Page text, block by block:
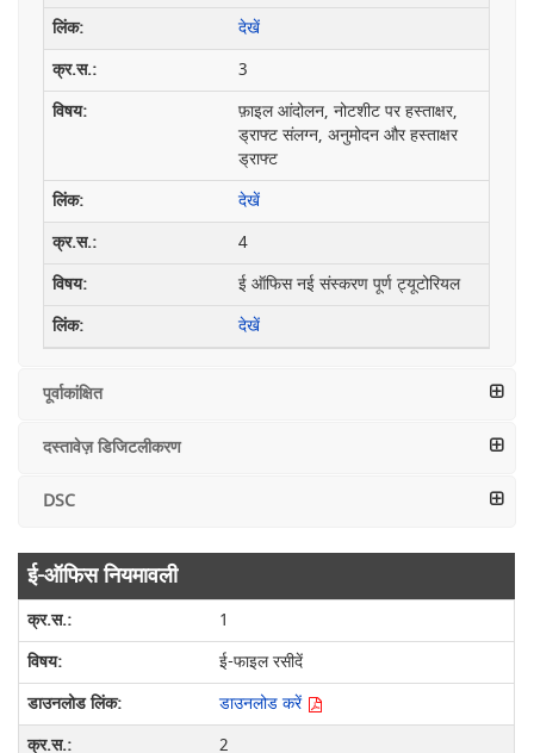
देखें
3
फ़ाइल आंदोलन, नोटशीट पर हस्ताक्षर,
ड्राफ्ट संलग्न, अनुमोदन और हस्ताक्षर
ड्राफ्ट
देखें
4
ई ऑफिस नई संस्करण पूर्ण ट्यूटोरियल
देखें
पूर्वाकांक्षित
दस्तावेज़ डिजिटलीकरण
DSC
ई-ऑफिस नियमावली
1
ई-फाइल रसीदें
डाउनलोड करें
2